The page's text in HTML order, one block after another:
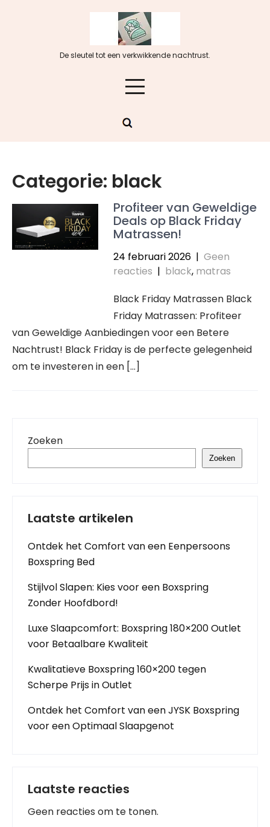
De sleutel tot een verkwikkende nachtrust.
Categorie: black
Profiteer van Geweldige
Deals op Black Friday
Matrassen!
24 februari 2026 | Geen
reacties | black, matras
Black Friday Matrassen Black
Friday Matrassen: Profiteer
van Geweldige Aanbiedingen voor een Betere
Nachtrust! Black Friday is de perfecte gelegenheid
om te investeren in een […]
Zoeken
Zoeken
Laatste artikelen
Ontdek het Comfort van een Eenpersoons
Boxspring Bed
Stijlvol Slapen: Kies voor een Boxspring
Zonder Hoofdbord!
Luxe Slaapcomfort: Boxspring 180×200 Outlet
voor Betaalbare Kwaliteit
Kwalitatieve Boxspring 160×200 tegen
Scherpe Prijs in Outlet
Ontdek het Comfort van een JYSK Boxspring
voor een Optimaal Slaapgenot
Laatste reacties
Geen reacties om te tonen.